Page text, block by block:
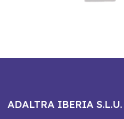
ADALTRA IBERIA S.L.U.